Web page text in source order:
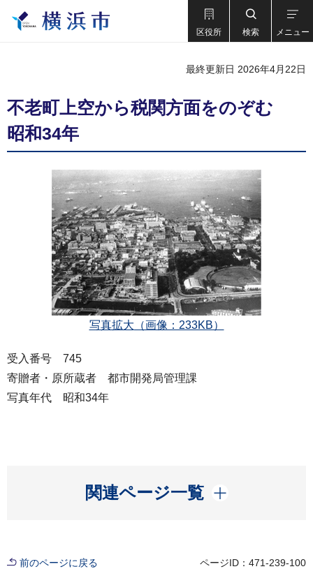
区役所 検索 メニュー
最終更新日 2026年4月22日
不老町上空から税関方面をのぞむ
昭和34年
写真拡大 （画像：233KB）
受入番号 745
寄贈者・原所蔵者 都市開発局管理課
写真年代 昭和34年
関連ページ一覧
開く
前のページに戻る ページID：471-239-100